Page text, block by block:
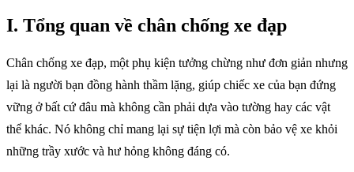
I. Tổng quan về chân chống xe đạp
Chân chống xe đạp, một phụ kiện tưởng chừng như đơn giản nhưng
lại là người bạn đồng hành thầm lặng, giúp chiếc xe của bạn đứng
vững ở bất cứ đâu mà không cần phải dựa vào tường hay các vật
thể khác. Nó không chỉ mang lại sự tiện lợi mà còn bảo vệ xe khỏi
những trầy xước và hư hỏng không đáng có.